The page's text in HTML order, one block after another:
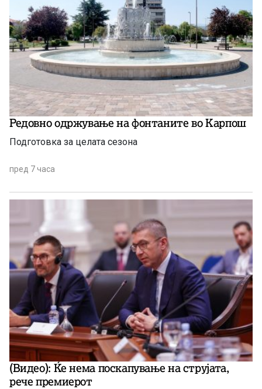
Редовно одржување на фонтаните во Карпош
Подготовка за целата сезона
пред 7 часа
(Видео): Ќе нема поскапување на струјата,
рече премиерот